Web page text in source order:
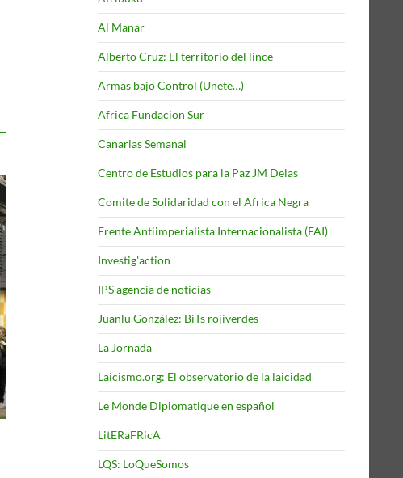
Al Manar
Alberto Cruz: El territorio del lince
Armas bajo Control (Unete…)
Africa Fundacion Sur
Canarias Semanal
Centro de Estudios para la Paz JM Delas
Comite de Solidaridad con el Africa Negra
Frente Antiimperialista Internacionalista (FAI)
Investig'action
IPS agencia de noticias
Juanlu González: BiTs rojiverdes
La Jornada
Laicismo.org: El observatorio de la laicidad
Le Monde Diplomatique en español
LitERaFRicA
LQS: LoQueSomos